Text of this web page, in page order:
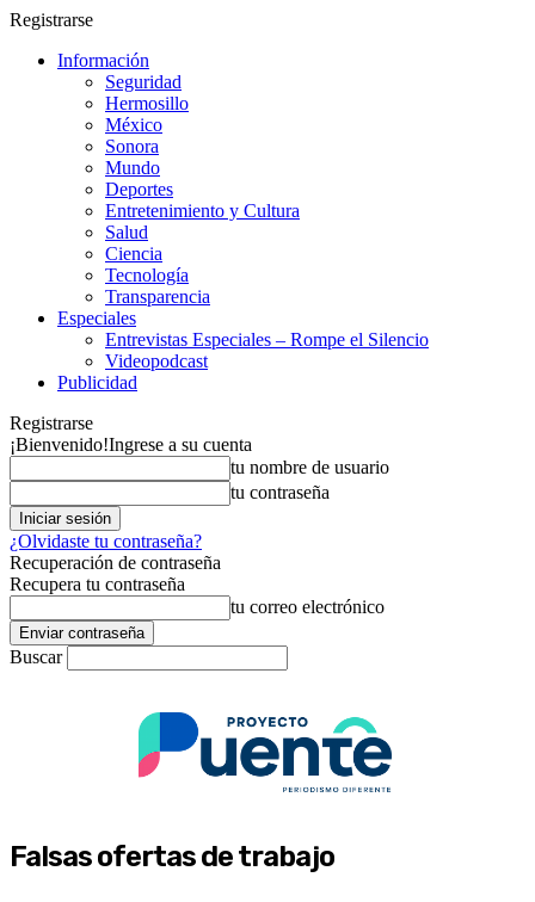
Registrarse
Información
Seguridad
Hermosillo
México
Sonora
Mundo
Deportes
Entretenimiento y Cultura
Salud
Ciencia
Tecnología
Transparencia
Especiales
Entrevistas Especiales – Rompe el Silencio
Videopodcast
Publicidad
Registrarse
¡Bienvenido!Ingrese a su cuenta
tu nombre de usuario
tu contraseña
¿Olvidaste tu contraseña?
Recuperación de contraseña
Recupera tu contraseña
tu correo electrónico
Buscar
Falsas ofertas de trabajo